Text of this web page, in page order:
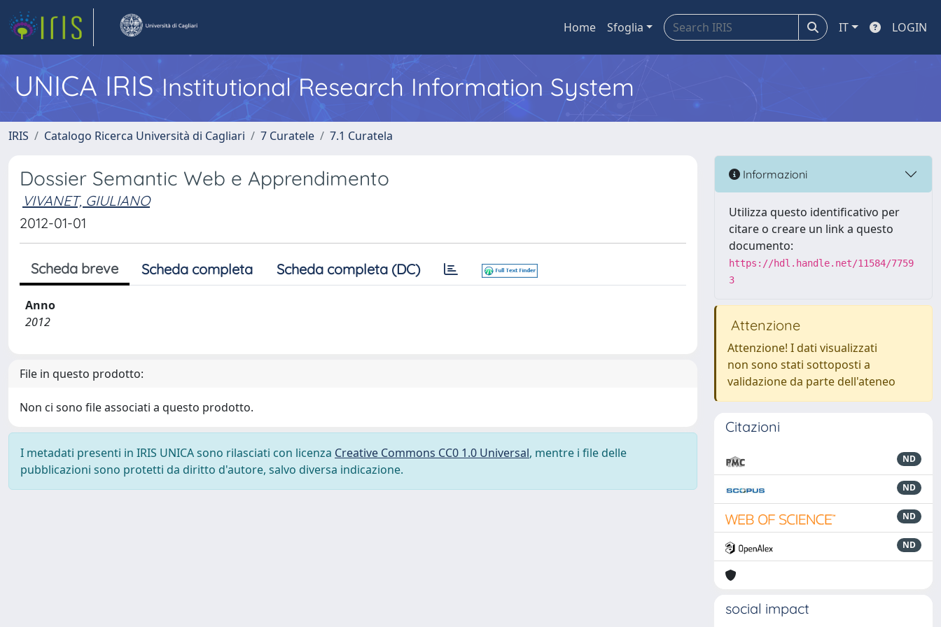
Home Sfoglia IT LOGIN
UNICA IRISInstitutional Research Information System
IRIS Catalogo Ricerca Università di Cagliari 7 Curatele 7.1 Curatela
Dossier Semantic Web e Apprendimento
VIVANET, GIULIANO
2012-01-01
Scheda breve Scheda completa Scheda completa (DC)
Anno
2012
File in questo prodotto:
Non ci sono file associati a questo prodotto.
I metadati presenti in IRIS UNICA sono rilasciati con licenza Creative Commons CC0 1.0 Universal, mentre i file delle
pubblicazioni sono protetti da diritto d'autore, salvo diversa indicazione.
Informazioni
Utilizza questo identificativo per
citare o creare un link a questo
documento:
https://hdl.handle.net/11584/7759
3
Attenzione
Attenzione! I dati visualizzati
non sono stati sottoposti a
validazione da parte dell'ateneo
Citazioni
ND
ND
ND
ND
social impact